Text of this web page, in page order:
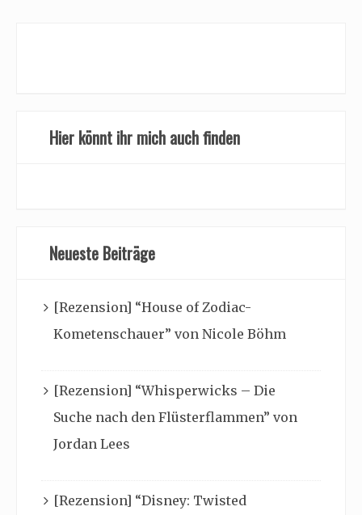
Hier könnt ihr mich auch finden
Neueste Beiträge
[Rezension] “House of Zodiac-
Kometenschauer” von Nicole Böhm
[Rezension] “Whisperwicks – Die
Suche nach den Flüsterflammen” von
Jordan Lees
[Rezension] “Disney: Twisted